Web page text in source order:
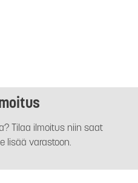
Tilaa ilmoitus niin saat
lisää varastoon.